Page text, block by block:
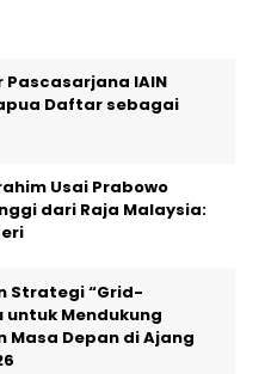
Pascasarjana IAIN
Daftar sebagai
Usai Prabowo
dari Raja Malaysia:
Strategi “Grid-
untuk Mendukung
Masa Depan di Ajang